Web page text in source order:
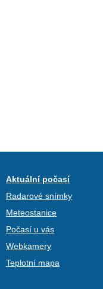
Aktuální počasí
Radarové snímky
Meteostanice
Počasí u vás
Webkamery
Teplotní mapa